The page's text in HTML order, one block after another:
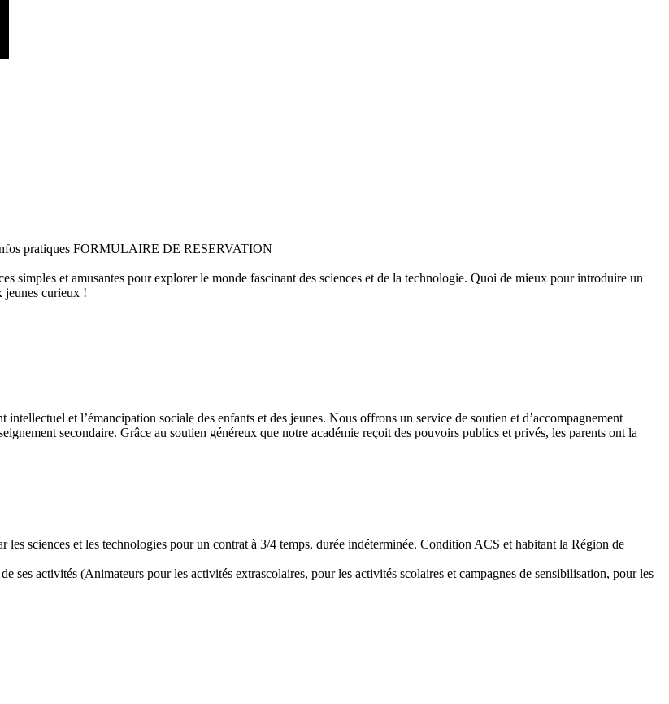
pratiques FORMULAIRE DE RESERVATION
simples et amusantes pour explorer le monde fascinant des sciences et de la technologie. Quoi de mieux pour introduire un
jeunes curieux !
et l’émancipation sociale des enfants et des jeunes. Nous offrons un service de soutien et d’accompagnement
secondaire. Grâce au soutien généreux que notre académie reçoit des pouvoirs publics et privés, les parents ont la
les sciences et les technologies pour un contrat à 3/4 temps, durée indéterminée. Condition ACS et habitant la Région de
ses activités (Animateurs pour les activités extrascolaires, pour les activités scolaires et campagnes de sensibilisation, pour les